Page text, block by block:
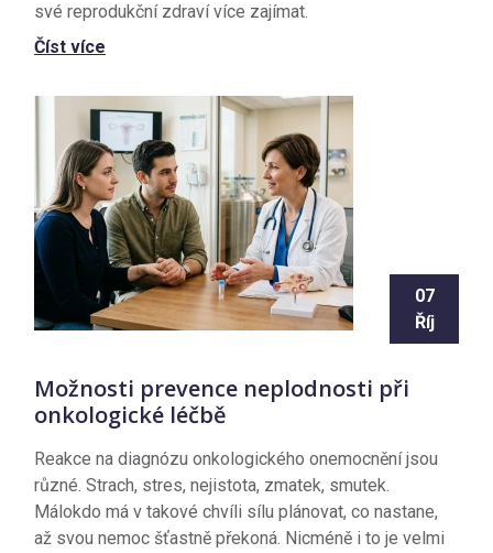
své reprodukční zdraví více zajímat.
Číst více
07
Říj
Možnosti prevence neplodnosti při
onkologické léčbě
Reakce na diagnózu onkologického onemocnění jsou
různé. Strach, stres, nejistota, zmatek, smutek.
Málokdo má v takové chvíli sílu plánovat, co nastane,
až svou nemoc šťastně překoná. Nicméně i to je velmi